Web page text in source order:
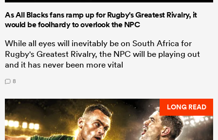
As All Blacks fans ramp up for Rugby's Greatest Rivalry, it
would be foolhardy to overlook the NPC
While all eyes will inevitably be on South Africa for
Rugby's Greatest Rivalry, the NPC will be playing out
and it has never been more vital
8
LONG READ